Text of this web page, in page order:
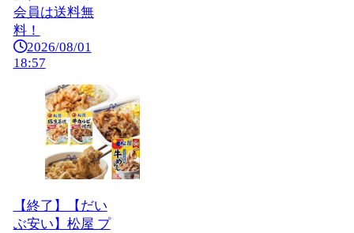
会員は送料無
料！
2026/08/01
18:57
【終了】【だい
ぶ安い】松屋 プ